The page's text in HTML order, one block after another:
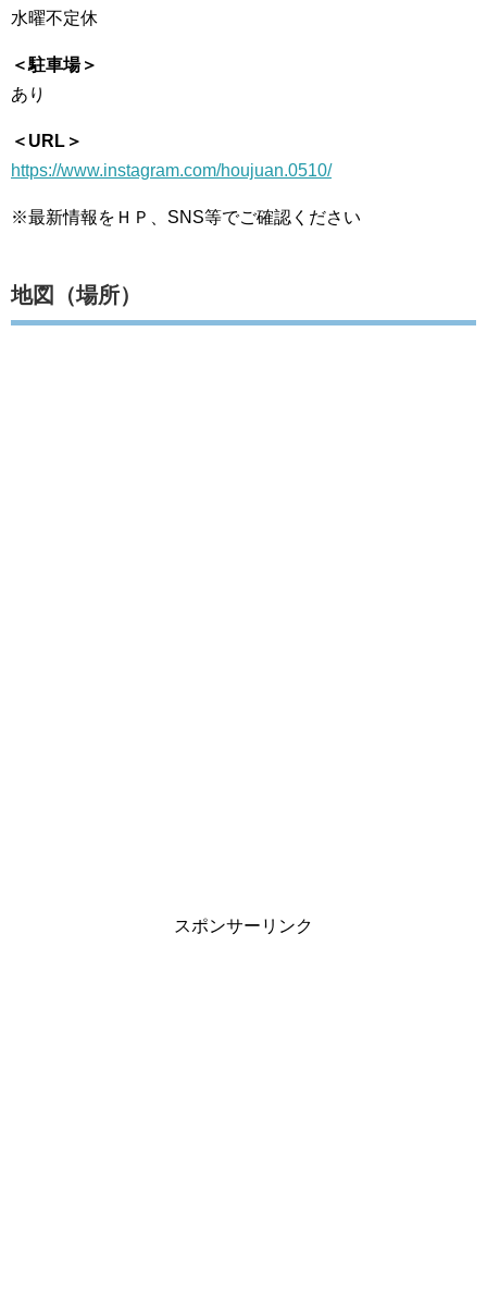
水曜不定休
＜駐車場＞
あり
＜URL＞
https://www.instagram.com/houjuan.0510/
※最新情報をＨＰ、SNS等でご確認ください
地図（場所）
スポンサーリンク